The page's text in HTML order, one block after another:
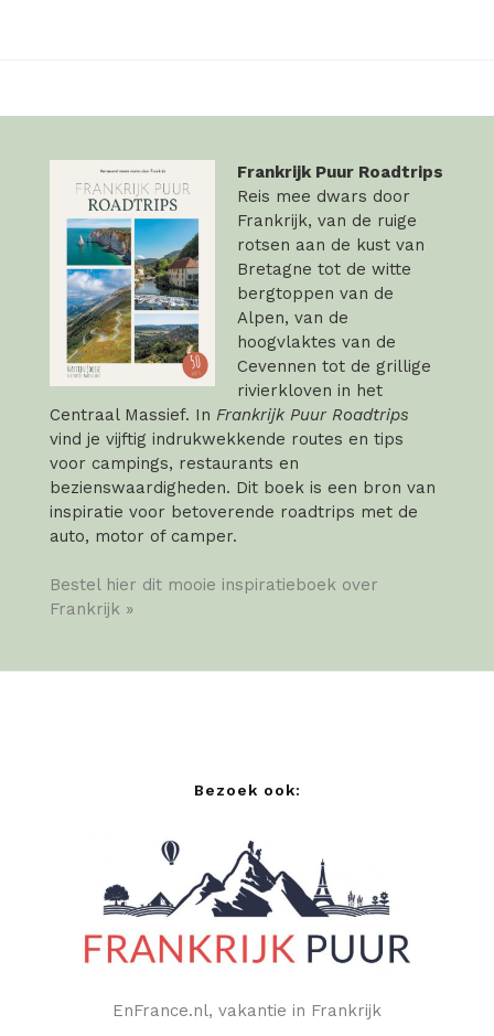
Frankrijk Puur Roadtrips
Reis mee dwars door
Frankrijk, van de ruige
rotsen aan de kust van
Bretagne tot de witte
bergtoppen van de
Alpen, van de
hoogvlaktes van de
Cevennen tot de grillige
rivierkloven in het
Centraal Massief. In Frankrijk Puur Roadtrips
vind je vijftig indrukwekkende routes en tips
voor campings, restaurants en
bezienswaardigheden. Dit boek is een bron van
inspiratie voor betoverende roadtrips met de
auto, motor of camper.
Bestel hier dit mooie inspiratieboek over
Frankrijk »
Bezoek ook:
EnFrance.nl, vakantie in Frankrijk